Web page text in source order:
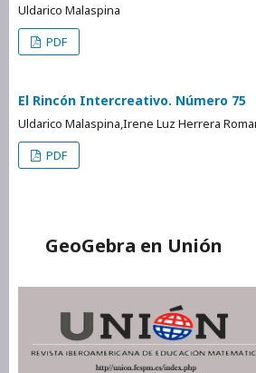
Uldarico Malaspina
PDF
El Rincón Intercreativo. Número 75
Uldarico Malaspina,Irene Luz Herrera
PDF
GeoGebra en Unión